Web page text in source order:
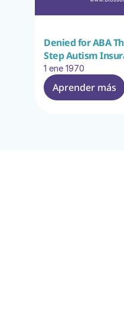
Denied for ABA
Step Autism
1 ene 1970
Aprender más